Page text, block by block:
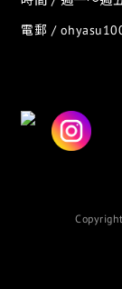
電郵 /